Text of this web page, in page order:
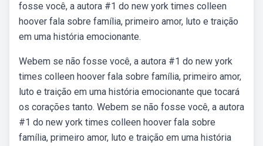
fosse você, a autora #1 do new york times colleen
hoover fala sobre família, primeiro amor, luto e traição
em uma história emocionante.
Webem se não fosse você, a autora #1 do new york
times colleen hoover fala sobre família, primeiro amor,
luto e traição em uma história emocionante que tocará
os corações tanto. Webem se não fosse você, a autora
#1 do new york times colleen hoover fala sobre
família, primeiro amor, luto e traição em uma história